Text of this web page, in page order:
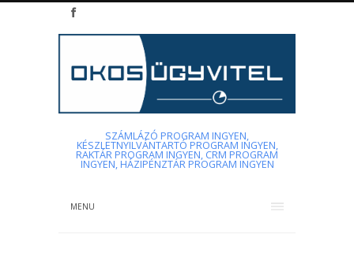
SZÁMLÁZÓ PROGRAM INGYEN,
KÉSZLETNYILVÁNTARTÓ PROGRAM INGYEN,
RAKTÁR PROGRAM INGYEN, CRM PROGRAM
INGYEN, HÁZIPÉNZTÁR PROGRAM INGYEN
MENU